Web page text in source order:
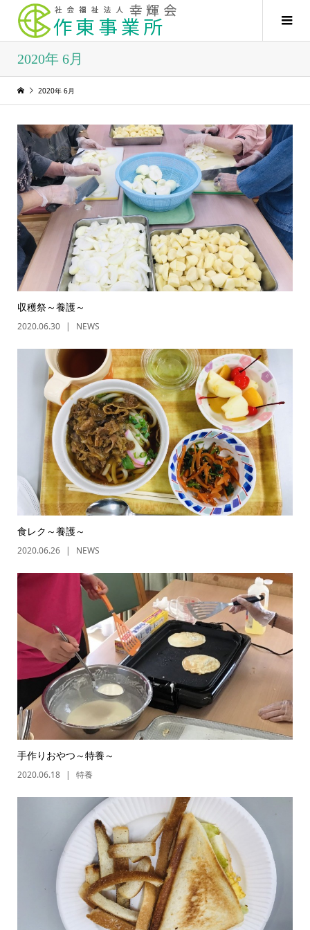
2020年 6月
2020年 6月
収穫祭～養護～
2020.06.30 NEWS
食レク～養護～
2020.06.26 NEWS
手作りおやつ～特養～
2020.06.18 特養